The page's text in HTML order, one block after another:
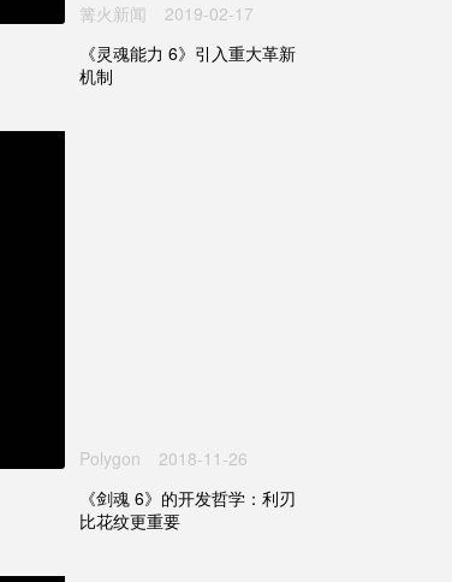
篝火新闻
2019-02-17
《灵魂能力 6》引入重大革新
机制
Polygon
2018-11-26
《剑魂 6》的开发哲学：利刃
比花纹更重要